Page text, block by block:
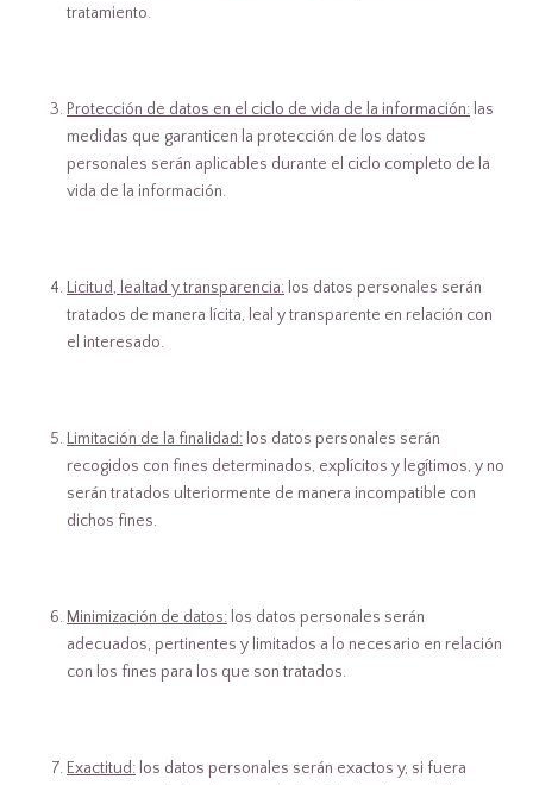
tratamiento.
Protección de datos en el ciclo de vida de la información: las
medidas que garanticen la protección de los datos
personales serán aplicables durante el ciclo completo de la
vida de la información.
Licitud, lealtad y transparencia: los datos personales serán
tratados de manera lícita, leal y transparente en relación con
el interesado.
Limitación de la finalidad: los datos personales serán
recogidos con fines determinados, explícitos y legítimos, y no
serán tratados ulteriormente de manera incompatible con
dichos fines.
Minimización de datos: los datos personales serán
adecuados, pertinentes y limitados a lo necesario en relación
con los fines para los que son tratados.
Exactitud: los datos personales serán exactos y, si fuera